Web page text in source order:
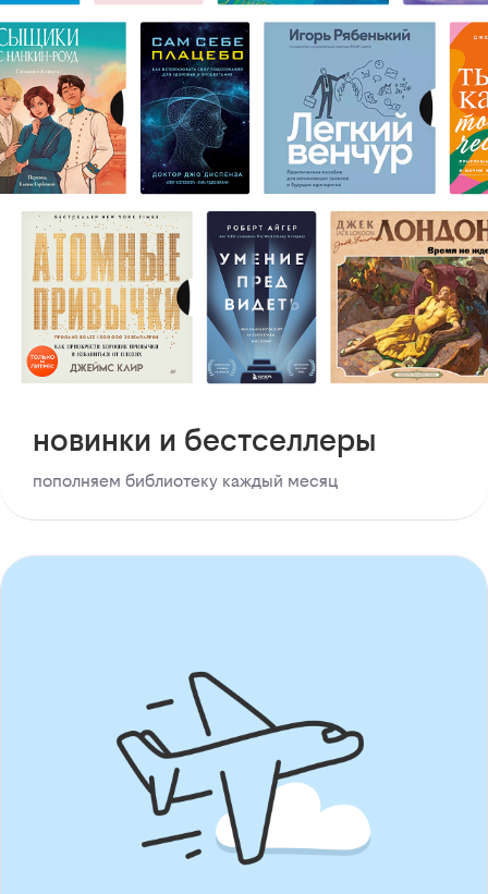
новинки и бестселлеры
пополняем библиотеку каждый месяц